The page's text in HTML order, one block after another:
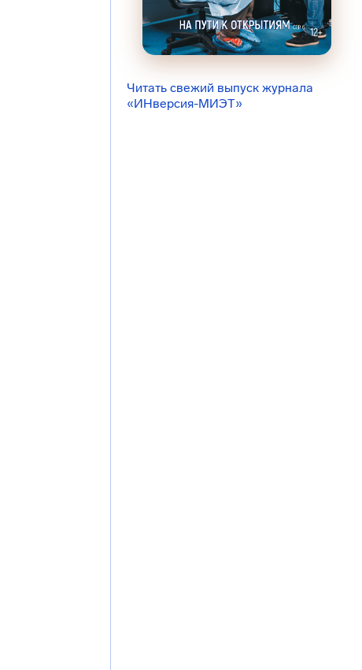
Читать свежий выпуск журнала
«ИНверсия-МИЭТ»